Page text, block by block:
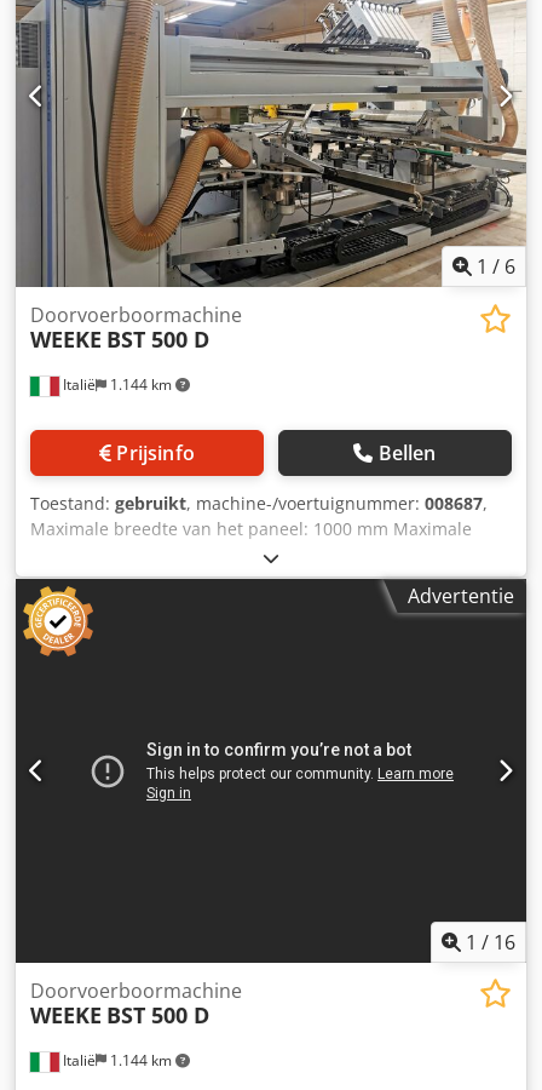
1 / 6
Italië 1.144 km
Doorvoerboormachine
WEEKE BST 500 D
Prijsinfo Bellen
Toestand: gebruikt, machine-/voertuignummer: 008687,
Maximale breedte van het paneel: 1000 mm Maximale
lengte van het paneel: 2500 mm Aantal modules: 8
Dodpfezmmt Isx Aftowa Horizontale modules aan de
zijkant: ja
Advertentie
1 / 16
Italië 1.144 km
Doorvoerboormachine
WEEKE BST 500 D